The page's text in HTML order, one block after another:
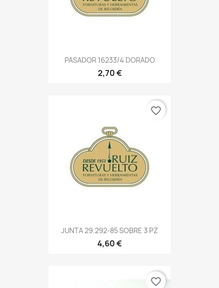
PASADOR 16233/4 DORADO
2,70 €
JUNTA 29.292-85 SOBRE 3 PZ
4,60 €
favorite_border
favorite_border